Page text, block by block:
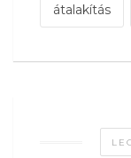
átalakítás